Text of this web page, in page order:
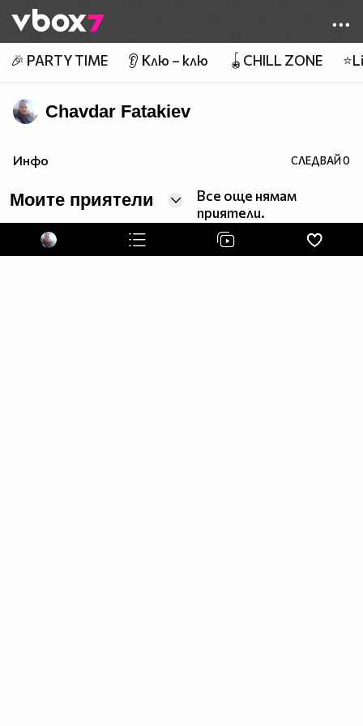
👾
🎉 PARTY TIME 👂 Клю – клю 🪀CHILL ZONE
Chavdar Fatakiev
Инфо СЛЕДВАЙ0
Моите приятели
Все още нямам
приятели.